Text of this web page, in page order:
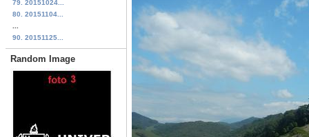
79. 20151024...
80. 20151104...
90. 20151125...
Random Image